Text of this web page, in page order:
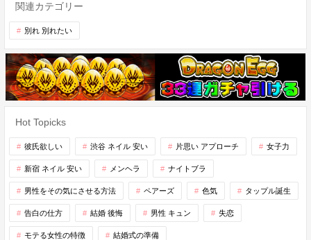
関連カテゴリー
別れ 別れたい
Hot Topicks
彼氏欲しい 渋谷 ネイル 安い 片思い アプローチ 女子力
新宿 ネイル 安い メンヘラ ナイトブラ
男性をその気にさせる方法 ペアーズ 色気 タップル誕生
告白の仕方 結婚 後悔 男性 キュン 失恋
モテる女性の特徴 結婚式の準備